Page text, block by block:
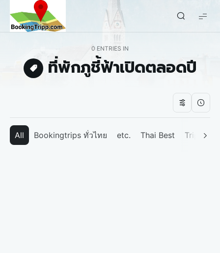
bookingtripp.com
0 ENTRIES IN
ที่พักภูชี้ฟ้าเปิดตลอดปี
All Bookingtrips ทั่วไทย etc. Thai Best Tripp